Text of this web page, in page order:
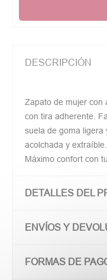
DESCRIPCIÓN
Zapato de mujer con
con tira adherente.
suela de goma ligera
acolchada y
Máximo confort con
DETALLES DEL
ENVÍOS Y
FORMAS DE